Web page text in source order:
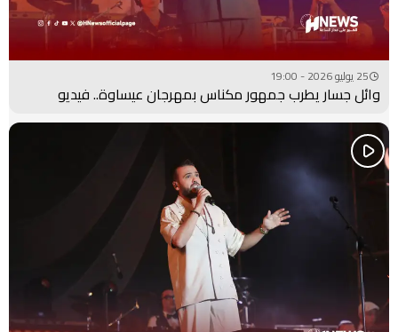
25 يوليو 2026 - 19:00
وائل جسار يطرب جمهور مكناس بمهرجان عيساوة.. فيديو